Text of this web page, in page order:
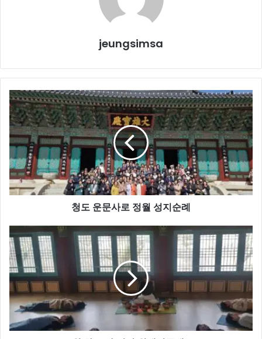
jeungsimsa
청
도 운
문
사
로 정
월 성
지
순
례
청도 운문사로 정월 성지순례
월
차.
요
가.
명
상
데